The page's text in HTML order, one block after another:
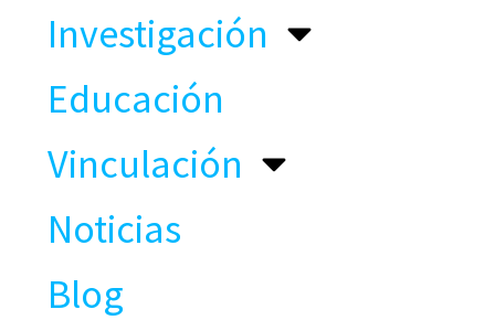
Investigación
Educación
Vinculación
Noticias
Blog